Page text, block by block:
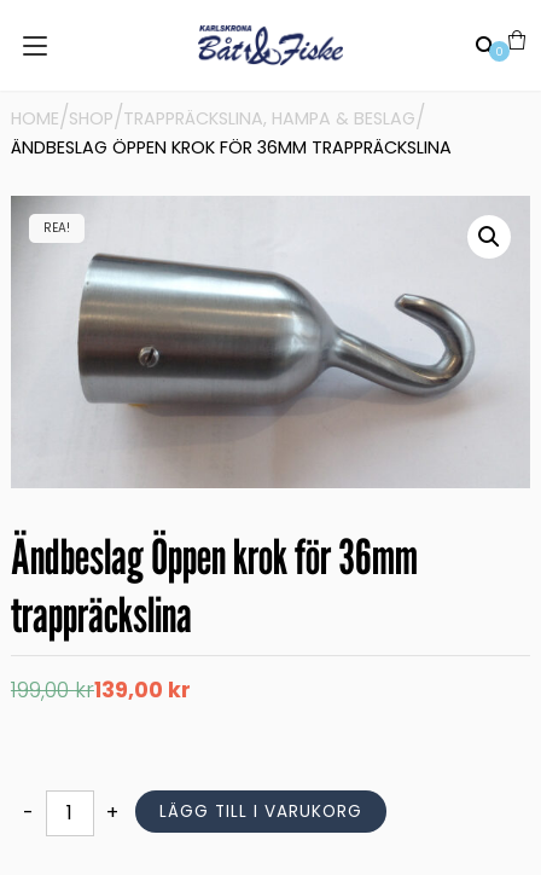
0
HOME/SHOP/TRAPPRÄCKSLINA, HAMPA & BESLAG/
ÄNDBESLAG ÖPPEN KROK FÖR 36MM TRAPPRÄCKSLINA
REA!
Ändbeslag Öppen krok för 36mm
trappräckslina
199,00kr
Det
ursprungliga
139,00 kr
Det
nuvarande
-
Ändbeslag
Öppen
+ LÄGG TILL I VARUKORG